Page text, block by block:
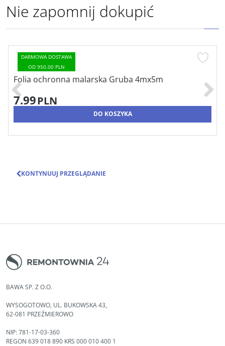
Nie zapomnij dokupić
DARMOWA DOSTAWA
OD 950.00 PLN
Folia ochronna malarska Gruba 4mx5m
7.99PLN
DO KOSZYKA
KONTYNUUJ PRZEGLĄDANIE
BAWA SP. Z O.O.
WYSOGOTOWO, UL. BUKOWSKA 43,
62-081 PRZEŹMIEROWO
NIP: 781-17-03-360
REGON 639 018 890 KRS 000 010 400 1